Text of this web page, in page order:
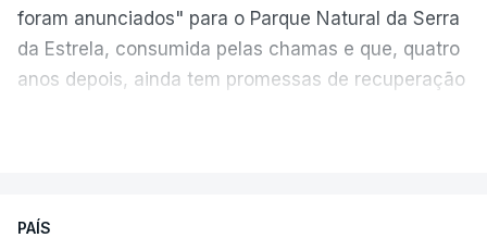
foram anunciados" para o Parque Natural da Serra
da Estrela, consumida pelas chamas e que, quatro
anos depois, ainda tem promessas de recuperação
PAÍS